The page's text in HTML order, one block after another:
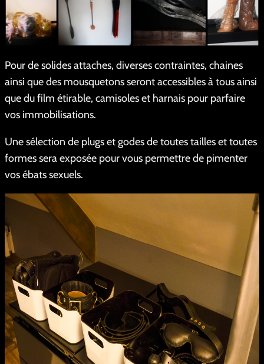
Pour de solides attaches, diverses contraintes, chaines
ainsi que des mousquetons seront accessibles à tous ainsi
que du film étirable, camisoles et harnais pour parfaire
vos immobilisations.
Une sélection de plugs et godes de toutes tailles et toutes
formes sera exposée pour vous permettre de pimenter
vos ébats sexuels.